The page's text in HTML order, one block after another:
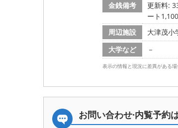
金銭備考
更新料:
ート
周辺施設
大津茂小
大学など
－
表示の情報と現況に差異がある場
お問い合わせ·内覧予約